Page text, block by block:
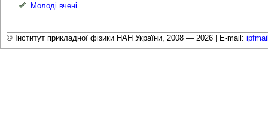
Молоді вчені
© Інститут прикладної фізики НАН України, 2008 — 2026 | E-mail: